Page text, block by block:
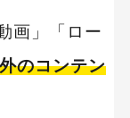
画」「ロー
のコンテン